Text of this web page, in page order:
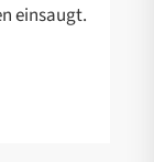
einsaugt.